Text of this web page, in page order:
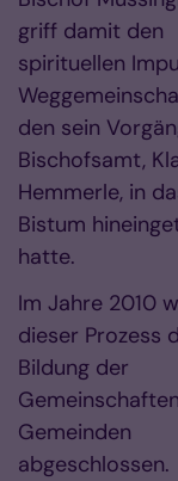
griff damit den
spirituellen
den sein
Bischofsamt,
Hemmerle, in
Bistum
hatte.
Im Jahre 2010
dieser Prozess
Bildung der
Gemeinden
abgeschlossen.